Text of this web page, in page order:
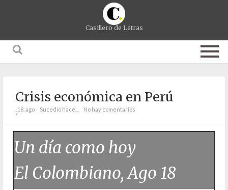
Casillero de Letras
Crisis económica en Perú
;18. ago Sucedió hace... No hay comentarios
Un día como hoy
El Colombiano, Ago 18